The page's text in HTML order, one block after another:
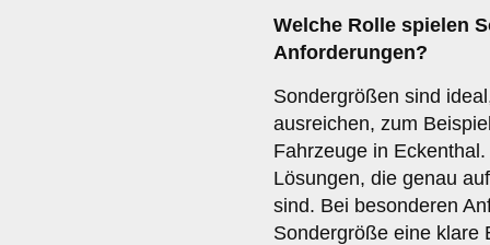
Welche Rolle spielen
Anforderungen?
Sondergrößen sind
ausreichen, zum
Fahrzeuge in
Lösungen, die genau
sind. Bei besonderen
Sondergröße eine klare